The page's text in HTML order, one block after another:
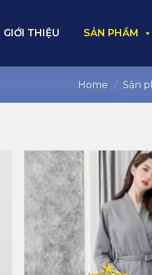
GIỚI THIỆU SẢN PHẨM
Home / Sản